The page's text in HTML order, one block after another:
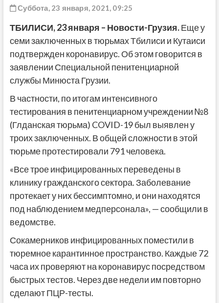
Суббота, 23 января, 2021, 09:25
ТБИЛИСИ, 23 января – Новости-Грузия.Еще у
семи заключенных в тюрьмах Тбилиси и Кутаиси
подтвержден коронавирус. Об этом говорится в
заявлении Специальной пенитенциарной
службы Минюста Грузии.
В частности, по итогам интенсивного
тестирования в пенитенциарном учреждении №8
(Глданская тюрьма) COVID-19 был выявлен у
троих заключенных. В общей сложности в этой
тюрьме протестировали 791 человека.
«Все трое инфицированных переведены в
клинику гражданского сектора. Заболевание
протекает у них бессимптомно, и они находятся
под наблюдением медперсонала», — сообщили в
ведомстве.
Сокамерников инфицированных поместили в
тюремное карантинное пространство. Каждые 72
часа их проверяют на коронавирус посредством
быстрых тестов. Через две недели им повторно
сделают ПЦР-тесты.